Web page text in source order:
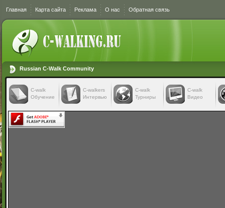
Главная Карта сайта Реклама О нас Обратная связь
Russian C-Walk Community
C-walk
Обучение
C-walkers
Интервью
С-walk
Турниры
С-walk
Видео